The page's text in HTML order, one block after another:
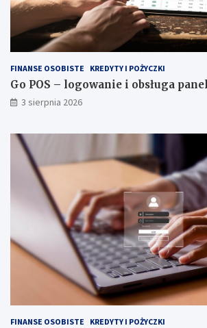
FINANSE OSOBISTE KREDYTY I POŻYCZKI
Go POS – logowanie i obsługa
3 sierpnia 2026
FINANSE OSOBISTE KREDYTY I POŻYCZKI